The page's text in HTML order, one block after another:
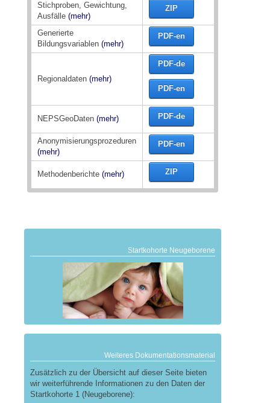
Stichproben, Gewichtung,
Ausfälle (mehr)
ZIP
Generierte
Bildungsvariablen (mehr)
PDF-en
Regionaldaten (mehr)
PDF-de
PDF-en
NEPSGeoDaten (mehr) PDF-de
Anonymisierungsprozeduren
(mehr)
PDF-en
Methodenberichte (mehr) ZIP
Startkohorte Neugeborene
Weiteres Dokumentationsmaterial
Zusätzlich zu der Übersicht auf dieser Seite bieten
wir weiterführende Informationen zu den Daten der
Startkohorte 1 (Neugeborene):